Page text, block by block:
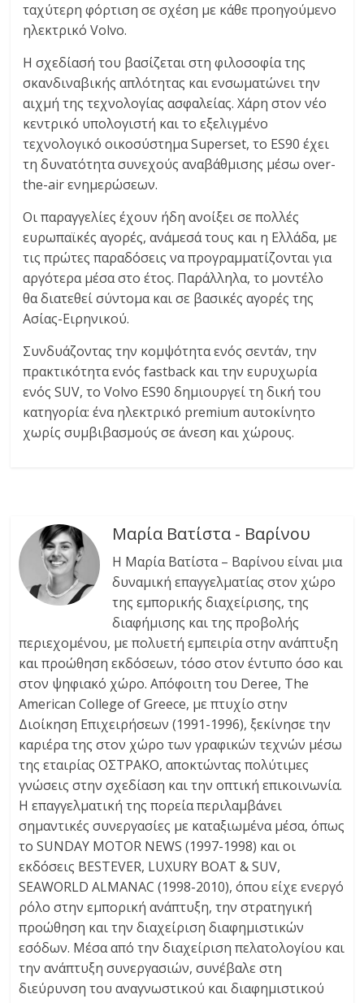
ταχύτερη φόρτιση σε σχέση με κάθε προηγούμενο
ηλεκτρικό Volvo.
Η σχεδίασή του βασίζεται στη φιλοσοφία της
σκανδιναβικής απλότητας και ενσωματώνει την
αιχμή της τεχνολογίας ασφαλείας. Χάρη στον νέο
κεντρικό υπολογιστή και το εξελιγμένο
τεχνολογικό οικοσύστημα Superset, το ES90 έχει
τη δυνατότητα συνεχούς αναβάθμισης μέσω over-
the-air ενημερώσεων.
Οι παραγγελίες έχουν ήδη ανοίξει σε πολλές
ευρωπαϊκές αγορές, ανάμεσά τους και η Ελλάδα, με
τις πρώτες παραδόσεις να προγραμματίζονται για
αργότερα μέσα στο έτος. Παράλληλα, το μοντέλο
θα διατεθεί σύντομα και σε βασικές αγορές της
Ασίας-Ειρηνικού.
Συνδυάζοντας την κομψότητα ενός σεντάν, την
πρακτικότητα ενός fastback και την ευρυχωρία
ενός SUV, το Volvo ES90 δημιουργεί τη δική του
κατηγορία: ένα ηλεκτρικό premium αυτοκίνητο
χωρίς συμβιβασμούς σε άνεση και χώρους.
Μαρία Βατίστα - Βαρίνου
Η Μαρία Βατίστα – Βαρίνου είναι μια
δυναμική επαγγελματίας στον χώρο
της εμπορικής διαχείρισης, της
διαφήμισης και της προβολής
περιεχομένου, με πολυετή εμπειρία στην ανάπτυξη
και προώθηση εκδόσεων, τόσο στον έντυπο όσο και
στον ψηφιακό χώρο. Απόφοιτη του Deree, The
American College of Greece, με πτυχίο στην
Διοίκηση Επιχειρήσεων (1991-1996), ξεκίνησε την
καριέρα της στον χώρο των γραφικών τεχνών μέσω
της εταιρίας ΟΣΤΡΑΚΟ, αποκτώντας πολύτιμες
γνώσεις στην σχεδίαση και την οπτική επικοινωνία.
Η επαγγελματική της πορεία περιλαμβάνει
σημαντικές συνεργασίες με καταξιωμένα μέσα, όπως
το SUNDAY MOTOR NEWS (1997-1998) και οι
εκδόσεις BESTEVER, LUXURY BOAT & SUV,
SEAWORLD ALMANAC (1998-2010), όπου είχε ενεργό
ρόλο στην εμπορική ανάπτυξη, την στρατηγική
προώθηση και την διαχείριση διαφημιστικών
εσόδων. Μέσα από την διαχείριση πελατολογίου και
την ανάπτυξη συνεργασιών, συνέβαλε στη
διεύρυνση του αναγνωστικού και διαφημιστικού